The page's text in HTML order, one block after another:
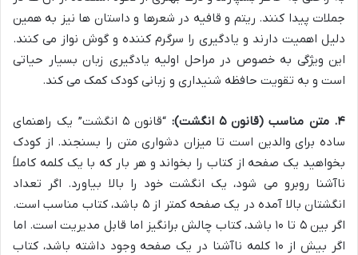
جملات پیدا کنند. ریتم و قافیه در شعرها و داستان ها نیز به همین
دلیل اهمیت دارند و یادگیری را سرگرم کننده و گوش نواز می کنند.
این ویژگی به خصوص در مراحل اولیه یادگیری زبان بسیار حیاتی
است و به تقویت حافظه شنیداری و زبانی کودک کمک می کند.
۴. متن مناسب (قانون ۵ انگشت):
“قانون ۵ انگشت” یک راهنمای
ساده برای والدین است تا میزان دشواری متن را بسنجند. از کودک
بخواهید یک صفحه از کتاب را بخواند و هر بار که با یک کلمه کاملاً
ناآشنا روبرو می شود، یک انگشت خود را بالا بیاورد. اگر تعداد
انگشتان بالا آمده در یک صفحه کمتر از ۵ باشد، کتاب مناسب است.
اگر بین ۵ تا ۱۰ باشد، کتاب چالش برانگیز اما قابل مدیریت است. اما
اگر بیش از ۱۰ کلمه ناآشنا در یک صفحه وجود داشته باشد، کتاب